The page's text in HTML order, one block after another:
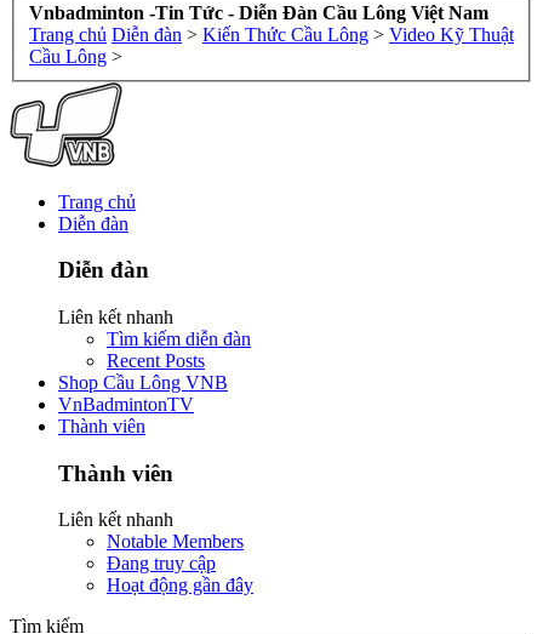
Vnbadminton -Tin Tức - Diễn Đàn Cầu Lông Việt Nam
Trang chủ Diễn đàn > Kiến Thức Cầu Lông > Video Kỹ Thuật
Cầu Lông >
Trang chủ
Diễn đàn
Diễn đàn
Liên kết nhanh
Tìm kiếm diễn đàn
Recent Posts
Shop Cầu Lông VNB
VnBadmintonTV
Thành viên
Thành viên
Liên kết nhanh
Notable Members
Đang truy cập
Hoạt động gần đây
Tìm kiếm